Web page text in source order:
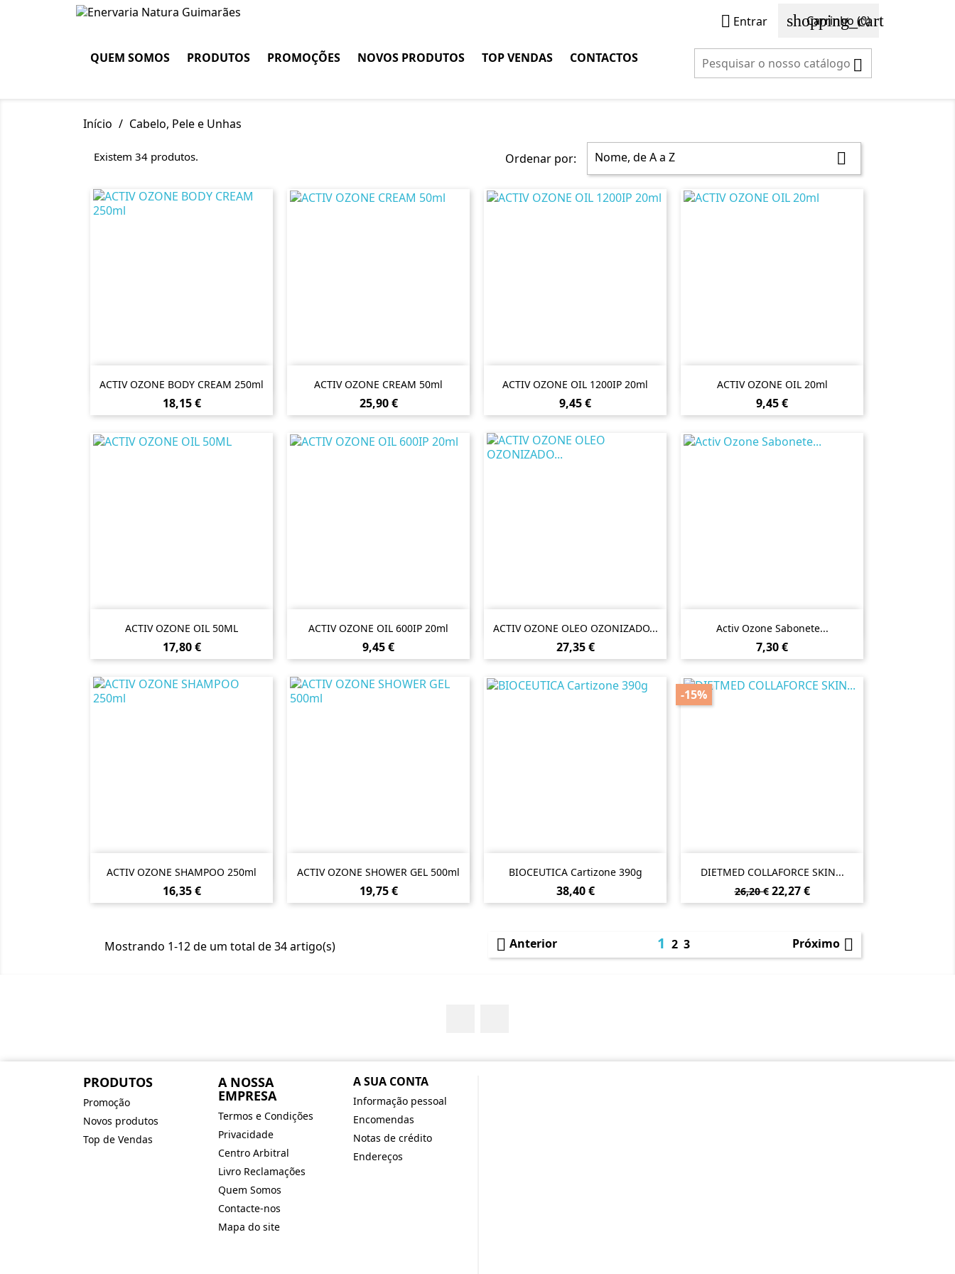
 Entrar shopping_cart
Carrinho (0)
QUEM SOMOS PRODUTOS PROMOÇÕES NOVOS PRODUTOS TOP VENDAS CONTACTOS 
Início Cabelo, Pele e Unhas
Existem 34 produtos. Ordenar por: Nome, de A a Z 
ACTIV OZONE BODY CREAM 250ml
Preço
18,15 €
 Vista rápida ACTIV OZONE CREAM 50ml
Preço
25,90 €
 Vista rápida ACTIV OZONE OIL 1200IP 20ml
Preço
9,45 €
 Vista rápida ACTIV OZONE OIL 20ml
Preço
9,45 €
 Vista rápida
ACTIV OZONE OIL 50ML
Preço
17,80 €
 Vista rápida ACTIV OZONE OIL 600IP 20ml
Preço
9,45 €
 Vista rápida ACTIV OZONE OLEO OZONIZADO...
Preço
27,35 €
 Vista rápida Activ Ozone Sabonete...
Preço
7,30 €
 Vista rápida
ACTIV OZONE SHAMPOO 250ml
Preço
16,35 €
 Vista rápida ACTIV OZONE SHOWER GEL 500ml
Preço
19,75 €
 Vista rápida BIOCEUTICA Cartizone 390g
Preço
38,40 €
 Vista rápida DIETMED COLLAFORCE SKIN...
Preço
normal
26,20 €
-15%
Preço
22,27 €
 Vista rápida
Mostrando 1-12 de um total de 34 artigo(s)  Anterior 123 Próximo 
PRODUTOS
Promoção
Novos produtos
Top de Vendas
A NOSSA
EMPRESA
Termos e Condições
Privacidade
Centro Arbitral
Livro Reclamações
Quem Somos
Contacte-nos
Mapa do site
A SUA CONTA
Informação pessoal
Encomendas
Notas de crédito
Endereços